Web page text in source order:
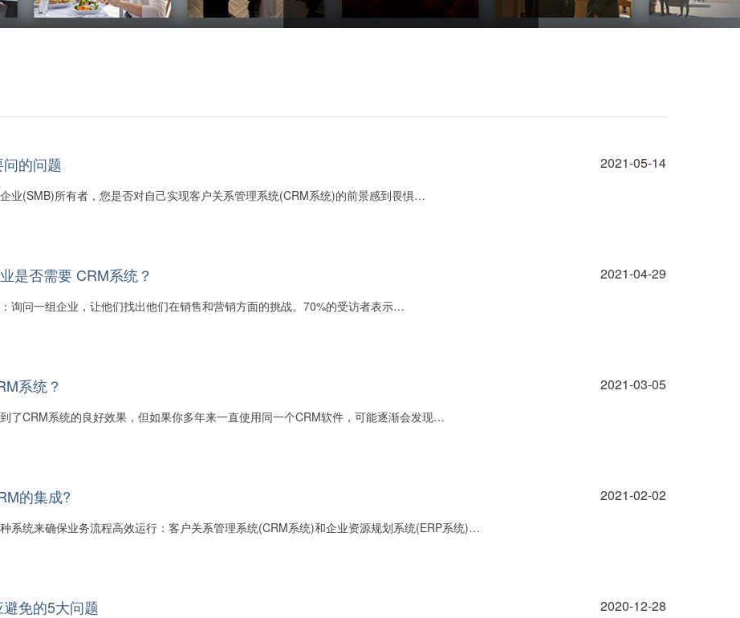
的问题 2021-05-14
业(SMB)所有者，您是否对自己实现客户关系管理系统(CRM系统)的前景感到畏惧…
是否需要 CRM系统？ 2021-04-29
询问一组企业，让他们找出他们在销售和营销方面的挑战。70%的受访者表示…
系统？ 2021-03-05
了CRM系统的良好效果，但如果你多年来一直使用同一个CRM软件，可能逐渐会发现…
的集成? 2021-02-02
系统来确保业务流程高效运行：客户关系管理系统(CRM系统)和企业资源规划系统(ERP系统)…
免的5大问题 2020-12-28